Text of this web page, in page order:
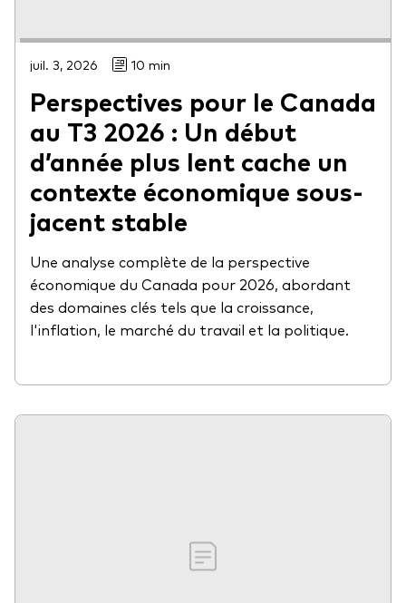
juil. 3, 2026 10 min
Perspectives pour le Canada
au T3 2026 : Un début
d’année plus lent cache un
contexte économique sous-
jacent stable
Une analyse complète de la perspective
économique du Canada pour 2026, abordant
des domaines clés tels que la croissance,
l'inflation, le marché du travail et la politique.